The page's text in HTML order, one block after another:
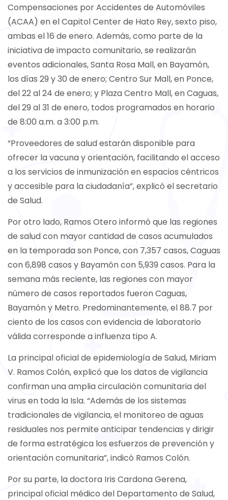
Compensaciones por Accidentes de Automóviles
(ACAA) en el Capitol Center de Hato Rey, sexto piso,
ambas el 16 de enero. Además, como parte de la
iniciativa de impacto comunitario, se realizarán
eventos adicionales, Santa Rosa Mall, en Bayamón,
los días 29 y 30 de enero; Centro Sur Mall, en Ponce,
del 22 al 24 de enero; y Plaza Centro Mall, en Caguas,
del 29 al 31 de enero, todos programados en horario
de 8:00 a.m. a 3:00 p.m.
“Proveedores de salud estarán disponible para
ofrecer la vacuna y orientación, facilitando el acceso
a los servicios de inmunización en espacios céntricos
y accesible para la ciudadanía”, explicó el secretario
de Salud.
Por otro lado, Ramos Otero informó que las regiones
de salud con mayor cantidad de casos acumulados
en la temporada son Ponce, con 7,357 casos, Caguas
con 6,898 casos y Bayamón con 5,939 casos. Para la
semana más reciente, las regiones con mayor
número de casos reportados fueron Caguas,
Bayamón y Metro. Predominantemente, el 88.7 por
ciento de los casos con evidencia de laboratorio
válida corresponde a influenza tipo A.
La principal oficial de epidemiología de Salud, Miriam
V. Ramos Colón, explicó que los datos de vigilancia
confirman una amplia circulación comunitaria del
virus en toda la Isla. “Además de los sistemas
tradicionales de vigilancia, el monitoreo de aguas
residuales nos permite anticipar tendencias y dirigir
de forma estratégica los esfuerzos de prevención y
orientación comunitaria”, indicó Ramos Colón.
Por su parte, la doctora Iris Cardona Gerena,
principal oficial médico del Departamento de Salud,